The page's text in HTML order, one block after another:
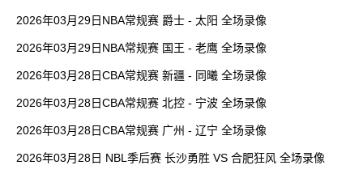
2026年03月29日NBA常规赛 爵士 - 太阳 全场录像
2026年03月29日NBA常规赛 国王 - 老鹰 全场录像
2026年03月28日CBA常规赛 新疆 - 同曦 全场录像
2026年03月28日CBA常规赛 北控 - 宁波 全场录像
2026年03月28日CBA常规赛 广州 - 辽宁 全场录像
2026年03月28日 NBL季后赛 长沙勇胜 VS 合肥狂风 全场录像